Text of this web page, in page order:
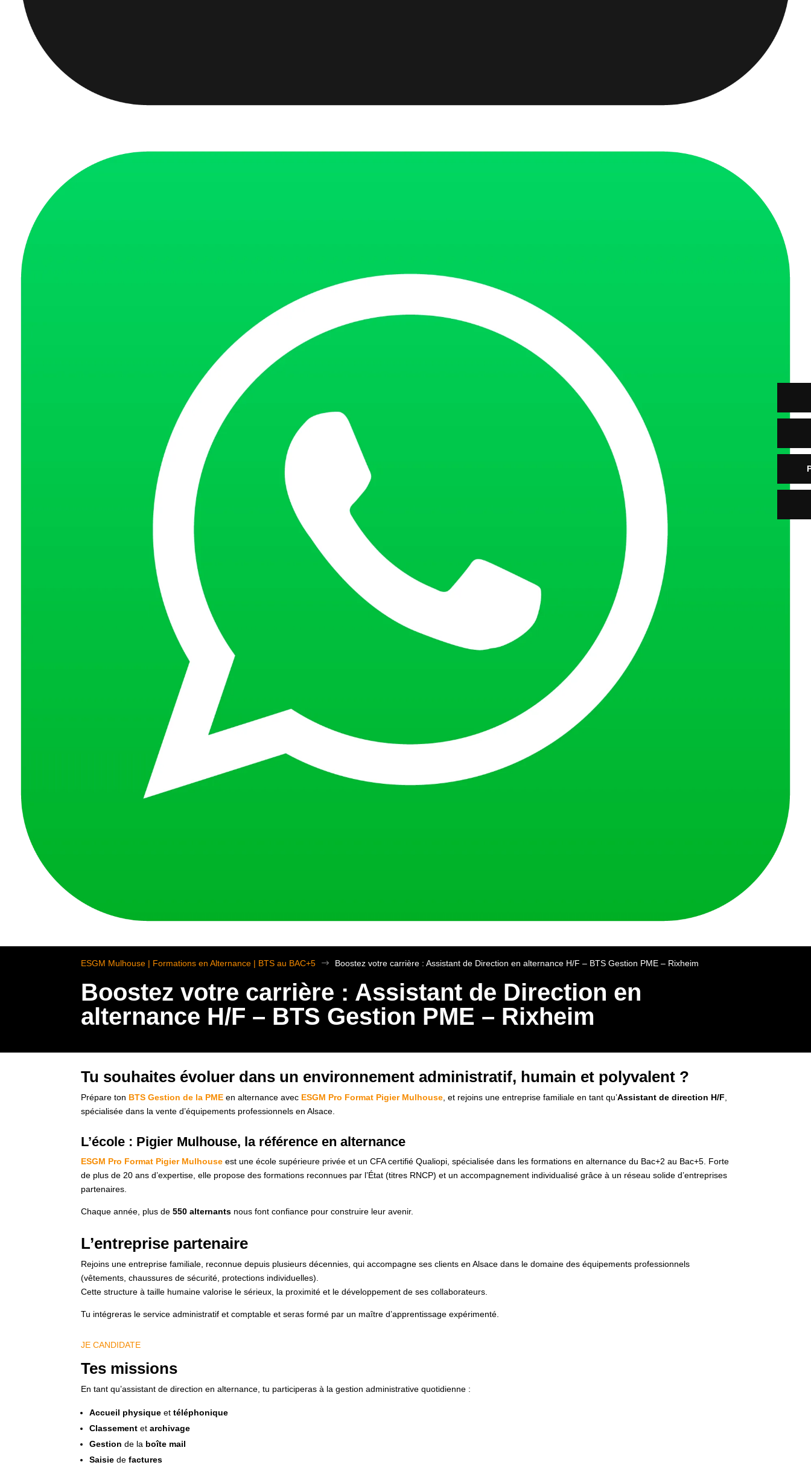
ESGM Mulhouse | Formations en Alternance | BTS au BAC+5 $ Boostez votre carrière : Assistant de Direction en alternance H/F – BTS Gestion PME – Rixheim
Boostez votre carrière : Assistant de Direction en
alternance H/F – BTS Gestion PME – Rixheim
Tu souhaites évoluer dans un environnement administratif, humain et polyvalent ?
Prépare ton BTS Gestion de la PME en alternance avec ESGM Pro Format Pigier Mulhouse , et rejoins une entreprise familiale en tant qu’Assistant de direction H/F
spécialisée dans la vente d’équipements professionnels en Alsace.
L’école : Pigier Mulhouse, la référence en alternance
ESGM Pro Format Pigier Mulhouse est une école supérieure privée et un CFA certifié Qualiopi, spécialisée dans les formations en alternance du Bac+2 au Bac+5. Forte
de plus de 20 ans d’expertise, elle propose des formations reconnues par l’État (titres RNCP) et un accompagnement individualisé grâce à un réseau solide d’entreprises
partenaires.
Chaque année, plus de550 alternants nous font confiance pour construire leur avenir.
L’entreprise partenaire
Rejoins une entreprise familiale, reconnue depuis plusieurs décennies, qui accompagne ses clients en Alsace dans le domaine des équipements professionnels
(vêtements, chaussures de sécurité, protections individuelles).
Cette structure à taille humaine valorise le sérieux, la proximité et le développement de ses collaborateurs.
Tu intégreras le service administratif et comptable et seras formé par un maître d’apprentissage expérimenté.
JE CANDIDATE
Tes missions
En tant qu’assistant de direction en alternance, tu participeras à la gestion administrative quotidienne :
Accueil physique ettéléphonique
Classement etarchivage
Gestion de la boîte mail
Saisie defactures